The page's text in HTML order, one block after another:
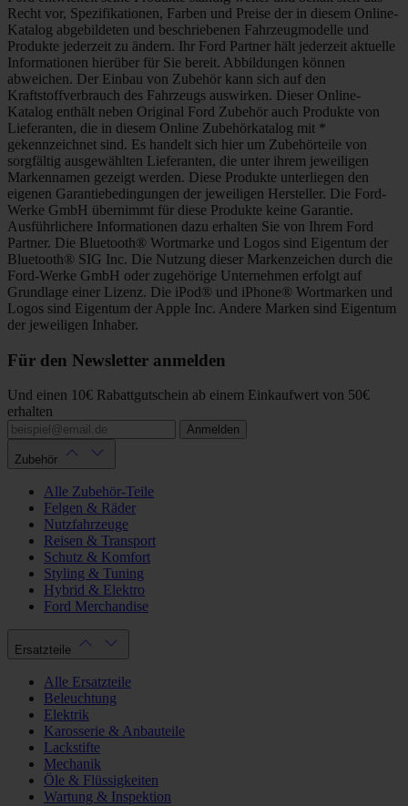
Recht vor, Spezifikationen, Farben und Preise der in diesem Online-
Katalog abgebildeten und beschriebenen Fahrzeugmodelle und
Produkte jederzeit zu ändern. Ihr Ford Partner hält jederzeit aktuelle
Informationen hierüber für Sie bereit. Abbildungen können
abweichen. Der Einbau von Zubehör kann sich auf den
Kraftstoffverbrauch des Fahrzeugs auswirken. Dieser Online-
Katalog enthält neben Original Ford Zubehör auch Produkte von
Lieferanten, die in diesem Online Zubehörkatalog mit *
gekennzeichnet sind. Es handelt sich hier um Zubehörteile von
sorgfältig ausgewählten Lieferanten, die unter ihrem jeweiligen
Markennamen gezeigt werden. Diese Produkte unterliegen den
eigenen Garantiebedingungen der jeweiligen Hersteller. Die Ford-
Werke GmbH übernimmt für diese Produkte keine Garantie.
Ausführlichere Informationen dazu erhalten Sie von Ihrem Ford
Partner. Die Bluetooth® Wortmarke und Logos sind Eigentum der
Bluetooth® SIG Inc. Die Nutzung dieser Markenzeichen durch die
Ford-Werke GmbH oder zugehörige Unternehmen erfolgt auf
Grundlage einer Lizenz. Die iPod® und iPhone® Wortmarken und
Logos sind Eigentum der Apple Inc. Andere Marken sind Eigentum
der jeweiligen Inhaber.
Für den Newsletter anmelden
Und einen 10€ Rabattgutschein ab einem Einkaufwert von 50€
erhalten
Anmelden
Zubehör
Alle Zubehör-Teile
Felgen & Räder
Nutzfahrzeuge
Reisen & Transport
Schutz & Komfort
Styling & Tuning
Hybrid & Elektro
Ford Merchandise
Ersatzteile
Alle Ersatzteile
Beleuchtung
Elektrik
Karosserie & Anbauteile
Lackstifte
Mechanik
Öle & Flüssigkeiten
Wartung & Inspektion